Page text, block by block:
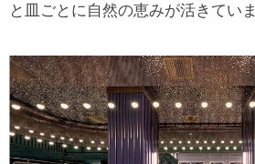
と皿ごとに自然の恵みが活きていま